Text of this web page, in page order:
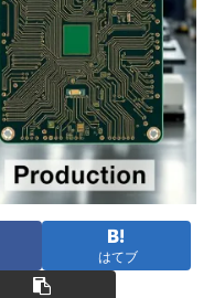
はてブ